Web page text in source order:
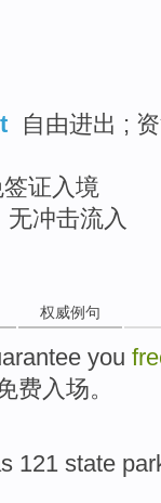
自由进出 ;
签证入境
无冲击流入
权威例句
you
费入场。
121 state